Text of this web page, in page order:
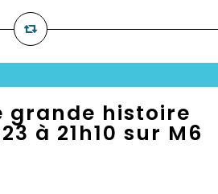
grande histoire
à 21h10 sur M6